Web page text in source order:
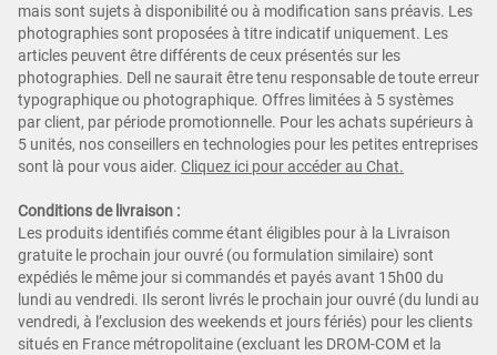
mais sont sujets à disponibilité ou à modification sans préavis. Les
photographies sont proposées à titre indicatif uniquement. Les
articles peuvent être différents de ceux présentés sur les
photographies. Dell ne saurait être tenu responsable de toute erreur
typographique ou photographique. Offres limitées à 5 systèmes
par client, par période promotionnelle. Pour les achats supérieurs à
5 unités, nos conseillers en technologies pour les petites entreprises
sont là pour vous aider. Cliquez ici pour accéder au Chat.
Conditions de livraison :
Les produits identifiés comme étant éligibles pour à la Livraison
gratuite le prochain jour ouvré (ou formulation similaire) sont
expédiés le même jour si commandés et payés avant 15h00 du
lundi au vendredi. Ils seront livrés le prochain jour ouvré (du lundi au
vendredi, à l’exclusion des weekends et jours fériés) pour les clients
situés en France métropolitaine (excluant les DROM-COM et la